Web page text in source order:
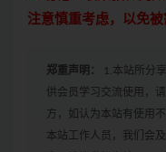
注意慎重考虑，以免被
郑重声明：
1.本站所分
供会员学习交流使用，
方，如认为本站有使用
本站工作人员，我们会